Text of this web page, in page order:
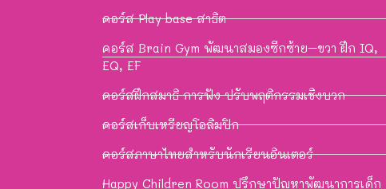
คอร์ส Play base สาธิต
คอร์ส Brain Gym พัฒนาสมองซีกซ้าย–ขวา ฝึก IQ,
EQ, EF
คอร์สฝึกสมาธิ การฟัง ปรับพฤติกรรมเชิงบวก
คอร์สเก็บเหรียญโอลิมปิก
คอร์สภาษาไทยสำหรับนักเรียนอินเตอร์
Happy Children Room ปรึกษาปัญหาพัฒนาการเด็ก